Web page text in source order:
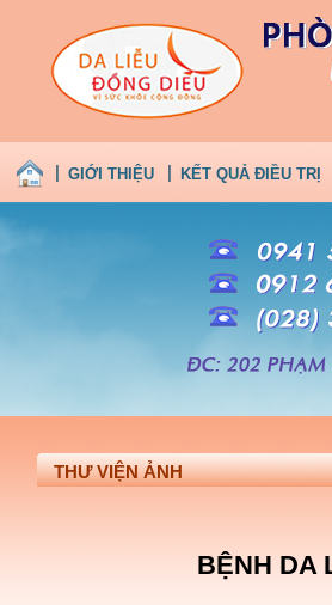
GIỚI THIỆU KẾT QUẢ ĐIỀU TRỊ
THƯ VIỆN ẢNH
BỆNH DA